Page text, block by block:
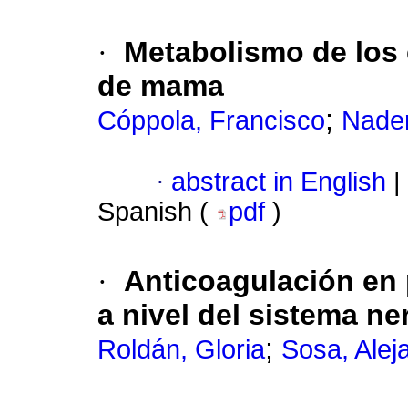
·
Metabolismo de
de mama
Cóppola, Francisco;
· abstract in English
Spanish (
pdf )
·
Anticoagulación
a nivel del sistema
Roldán, Gloria; Sosa,